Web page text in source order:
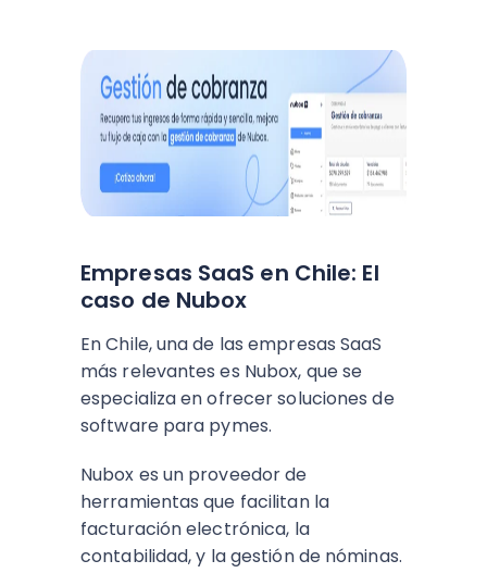
Empresas SaaS en Chile: El
caso de Nubox
En Chile, una de las empresas SaaS
más relevantes es Nubox, que se
especializa en ofrecer soluciones de
software para pymes.
Nubox es un proveedor de
herramientas que facilitan la
facturación electrónica, la
contabilidad, y la gestión de nóminas.